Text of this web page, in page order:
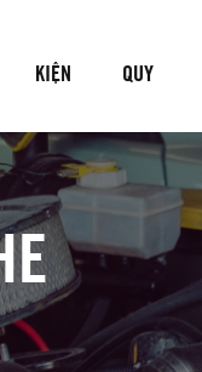
KIỆN QUY